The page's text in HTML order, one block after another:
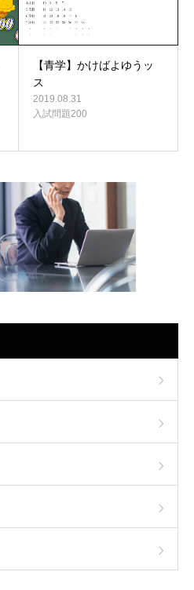
【青学】かけばよゆうッ
ス
2019.08.31
入試問題200